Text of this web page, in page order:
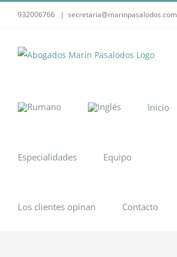
932006766 | secretaria@marinpasalodos.com
Inicio
Especialidades Equipo
Los clientes opinan Contacto